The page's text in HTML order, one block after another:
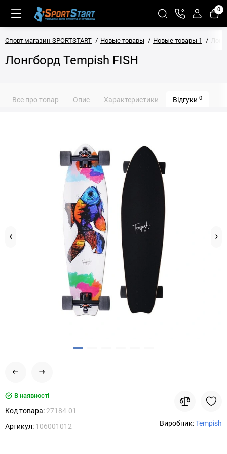
0
Спорт магазин SPORTSTART Новые товары Новые товары 1
Лонгборд Tempish FISH
Все про товар Опис Характеристики Відгуки 0
В наявності
Код товара: 27184-01
Артикул: 106001012 Виробник:Tempish